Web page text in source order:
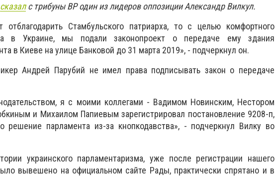
сказалс трибуны ВР один из лидеров оппозиции Александр Вилкул.
отблагодарить Стамбульского патриарха, то с целью комфортного
в Украине, мы подали законопроект о передаче ему здания
в Киеве на улице Банковой до 31 марта 2019», - подчеркнул он.
Андрей Парубий не имел права подписывать закон о передаче
я с моими коллегами - Вадимом Новинским, Нестором
и Михаилом Папиевым зарегистрировал постановление 9208-п,
решение парламента из-за кнопкодавства», - подчеркнул Вилку во
украинского парламентаризма, уже после регистрации нашего
вывешено на официальном сайте Рады, практически спрятано и в